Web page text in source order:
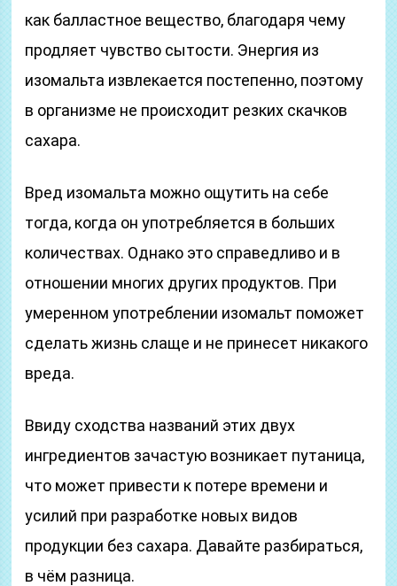
как балластное вещество, благодаря чему
продляет чувство сытости. Энергия из
изомальта извлекается постепенно, поэтому
в организме не происходит резких скачков
сахара.
Вред изомальта можно ощутить на себе
тогда, когда он употребляется в больших
количествах. Однако это справедливо и в
отношении многих других продуктов. При
умеренном употреблении изомальт поможет
сделать жизнь слаще и не принесет никакого
вреда.
Ввиду сходства названий этих двух
ингредиентов зачастую возникает путаница,
что может привести к потере времени и
усилий при разработке новых видов
продукции без сахара. Давайте разбираться,
в чём разница.